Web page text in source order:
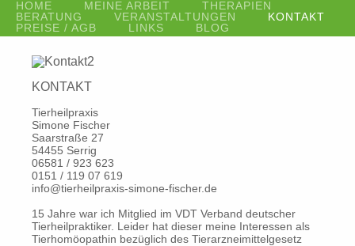
HOME MEINE ARBEIT
THERAPIEN
BERATUNG
VERANSTALTUNGEN
KONTAKT
PREISE / AGB
LINKS BLOG
KONTAKT
Tierheilpraxis
Simone Fischer
Saarstraße 27
54455 Serrig
06581 / 923 623
0151 / 119 07 619
info@tierheilpraxis-simone-fischer.de
15 Jahre war ich Mitglied im VDT Verband deutscher
Tierheilpraktiker. Leider hat dieser meine Interessen als
Tierhomöopathin bezüglich des Tierarzneimittelgesetz